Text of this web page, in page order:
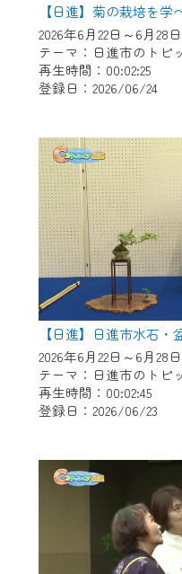
2026年6月22日～6月28
テーマ：日進市のトピ
再生時間：00:02:25
登録日：2026/06/24
【日進】日進市水石・
2026年6月22日～6月28
テーマ：日進市のトピ
再生時間：00:02:45
登録日：2026/06/23
※マイページへの
要となります。
※MyIDとは、
各種サービスをご
で設定できます。
（GmailやYahoo
スでも作成可能で
※マイページへの
録はこちらから
※CCNetアプリを
ご視聴いただけま
＜メンテナンス情
CCNetWebTVのリ
ンテナンス作業を
作業の間は、
テナンス中」に
ご不便をおかけ
よろしくお願いい